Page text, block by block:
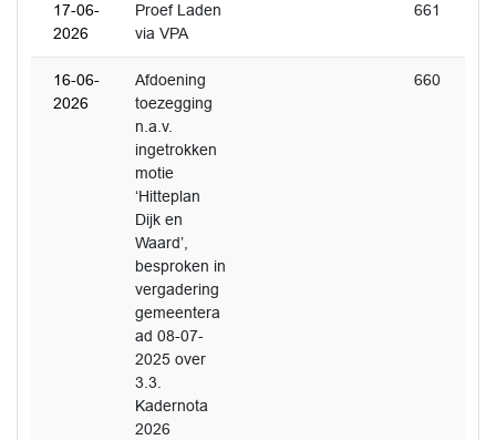
17-06-
2026
Proef Laden
via VPA
661
16-06-
2026
Afdoening
toezegging
n.a.v.
ingetrokken
motie
‘Hitteplan
Dijk en
Waard’,
besproken in
vergadering
gemeentera
ad 08-07-
2025 over
3.3.
Kadernota
2026
660